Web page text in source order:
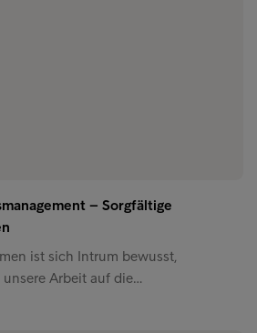
– Sorgfältige
ist sich Intrum bewusst,
Arbeit auf die…